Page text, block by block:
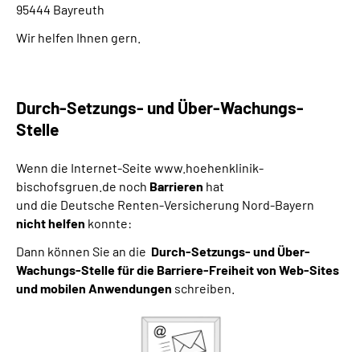
95444 Bayreuth
Wir helfen Ihnen gern.
Durch-Setzungs- und Über-Wachungs-
Stelle
Wenn die Internet-Seite www.hoehenklinik-
bischofsgruen.de noch Barrieren hat
und die Deutsche Renten-Versicherung Nord-Bayern
nicht helfen konnte:
Dann können Sie an die Durch-Setzungs- und Über-
Wachungs-Stelle für die Barriere-Freiheit von Web-Sites
und mobilen Anwendungen schreiben.